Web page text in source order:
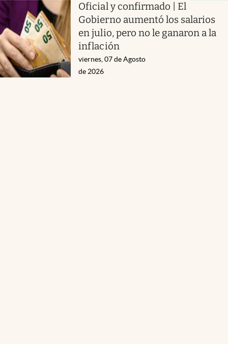
Oficial y confirmado | El
Gobierno aumentó los salarios
en julio, pero no le ganaron a la
inflación
viernes, 07 de Agosto
de 2026